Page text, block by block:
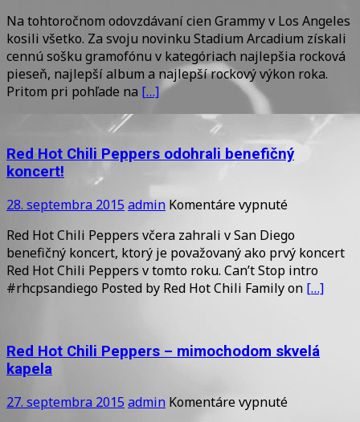
z
magazínu
Rock
Planet
Na tohtoročnom odovzdávaní cien Grammy v Los Angeles
kosili všetko. Za svoju novinku Stadium Arcadium získali
cennú sošku gramofónu v kategóriach najlepšia rocková
pieseň, najlepší album a najlepší rockový výkon roka.
Pritom pri pohľade na […]
Red Hot Chili Peppers odohrali benefičný
koncert!
28. septembra 2015 admin Komentáre vypnuténa
Hot
Chili
Peppers
odohrali
Red Hot Chili Peppers včera zahrali v San Diego
benefičný koncert, ktorý je považovaný ako prvý koncert
Red Hot Chili Peppers v tomto roku. Can’t Stop intro
#rhcpsandiego Posted by Red Hot Chili Family on […]
Red Hot Chili Peppers – mimochodom skvelá
kapela
27. septembra 2015 admin Komentáre vypnuténa